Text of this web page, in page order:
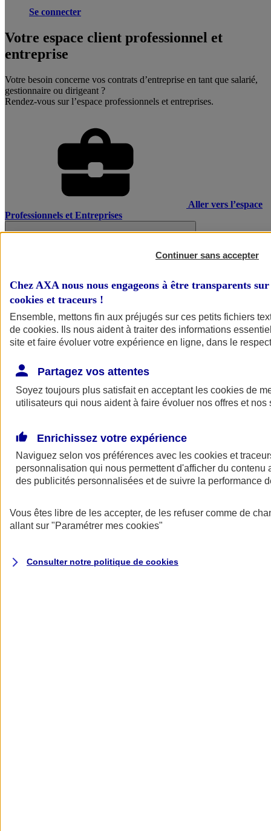
Se connecter
Votre espace client professionnel et
entreprise
Votre besoin concerne vos contrats d’entreprise en tant que salarié,
gestionnaire ou dirigeant ?
Rendez-vous sur l’espace professionnels et entreprises.
Aller vers l’espace
Professionnels et Entreprises
AXA Assurance
Continuer sans accepter
Chez AXA nous nous engageons à être transparents
cookies et traceurs !
Ensemble, mettons fin aux préjugés sur ces petits fichiers
de cookies. Ils nous aident à traiter des informations
site et faire évoluer votre expérience en ligne, dans le
Partagez vos attentes
Soyez toujours plus satisfait en acceptant les cookies de
utilisateurs qui nous aident à faire évoluer nos offres et nos
Enrichissez votre expérience
Naviguez selon vos préférences avec les cookies et
personnalisation qui nous permettent d'afficher du contenu
des publicités personnalisées et de suivre la performance
Vous êtes libre de les accepter, de les refuser comme de
allant sur "Paramétrer mes cookies"
Consulter notre politique de cookies